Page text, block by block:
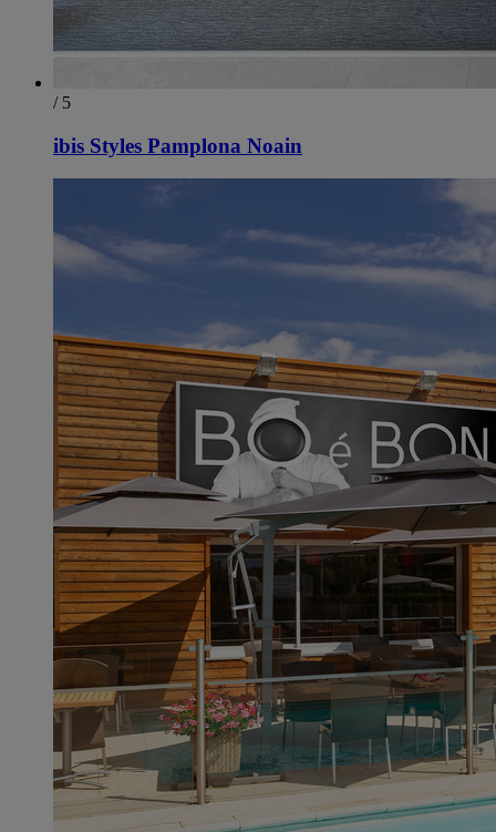
/ 5
ibis Styles Pamplona Noain